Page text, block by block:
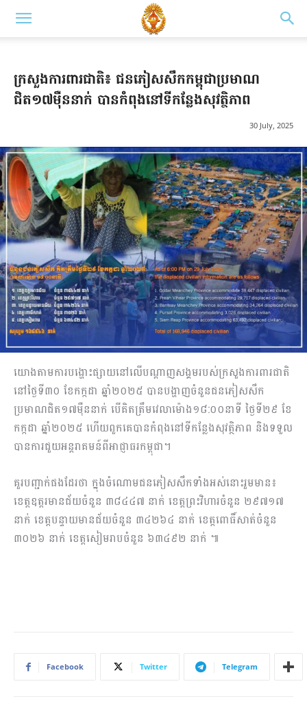
ក្រសួងការពារជាតិ៖ ជនភៀសសឹកកម្ពុជាប្រមាណ
ជិត១៧ម៉ឺននាក់ បានកំពុងនៅទីកន្លែងសុវត្ថិភាព
30 July, 2025
យោងតាមការបង្ហោះផ្សាយនៅលើបណ្តាញសង្គមរបស់ក្រសួងការពារជាតិ
នៅថ្ងៃទី៣០ ខែកក្កដា ឆ្នាំ២០២៥ បានបង្ហាញចំនួនជនភៀសសឹក
ប្រមាណជិត១៧ម៉ឺននាក់ បើគិតត្រឹមវេលាម៉ោង១៨:០០នាទី ថ្ងៃទី២៩ ខែ
កក្កដា ឆ្នាំ២០២៥ ហើយពួកគេបានកំពុងនៅទីកន្លែងសុវត្ថិភាព និងទទួល
បានការជួយអន្តរាគមន៍ពីអាជ្ញាធរកម្ពុជា។
គួរបញ្ជាក់ផងដែរថា ក្នុងចំណោមជនភៀសសឹកទាំងអស់នោះរួមមាន៖
ខេត្តឧត្តរមានជ័យចំនួន ៣៨៤៤៧ នាក់ ខេត្តព្រះវិហារចំនួន ២៩៧១៧
នាក់ ខេត្តបន្ទាយមានជ័យចំនួន ៣៤២៦៤ នាក់ ខេត្តពោធិ៍សាត់ចំនួន
៣០២៦ នាក់ ខេត្តសៀមរាបចំនួន ៦៣៤៩២ នាក់ ៕
Facebook Twitter Telegram